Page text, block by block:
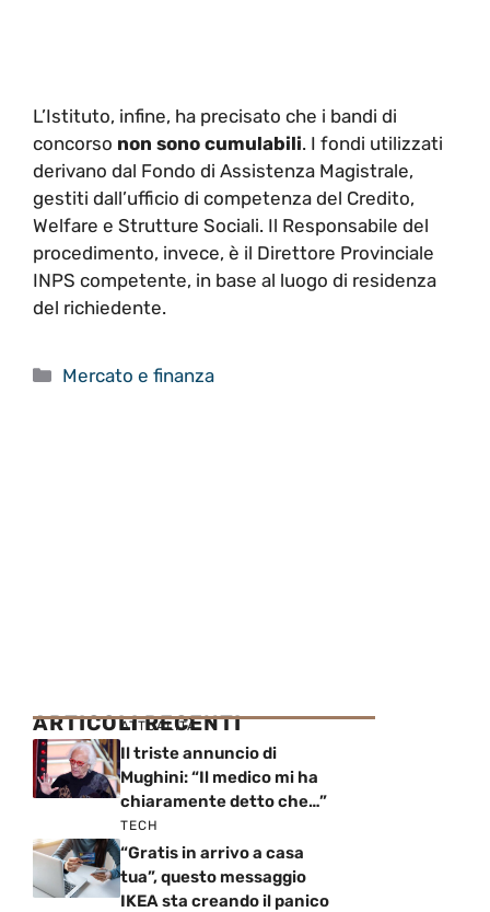
L’Istituto, infine, ha precisato che i bandi di
concorso non sono cumulabili. I fondi utilizzati
derivano dal Fondo di Assistenza Magistrale,
gestiti dall’ufficio di competenza del Credito,
Welfare e Strutture Sociali. Il Responsabile del
procedimento, invece, è il Direttore Provinciale
INPS competente, in base al luogo di residenza
del richiedente.
Categorie
Mercato e finanza
ARTICOLI RECENTI
ATTUALITÀ
Il triste annuncio di
Mughini: “Il medico mi ha
chiaramente detto che…”
TECH
“Gratis in arrivo a casa
tua”, questo messaggio
IKEA sta creando il panico